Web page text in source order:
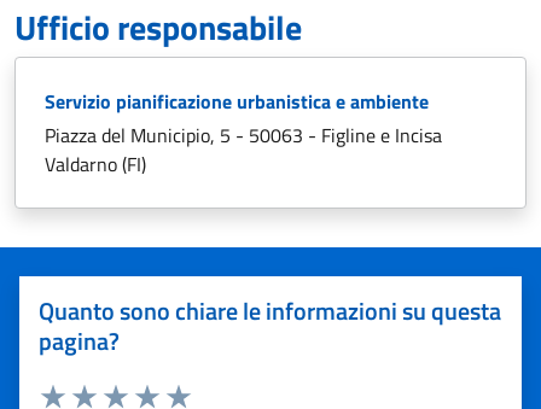
Ufficio responsabile
Servizio pianificazione urbanistica e ambiente
Piazza del Municipio, 5 - 50063 - Figline e Incisa
Valdarno (FI)
Quanto sono chiare le informazioni su questa
pagina?